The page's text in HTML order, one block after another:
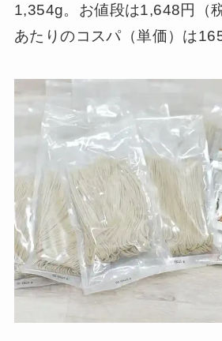
1,354g。お値段は1,648円（
あたりのコスパ（単価）は165